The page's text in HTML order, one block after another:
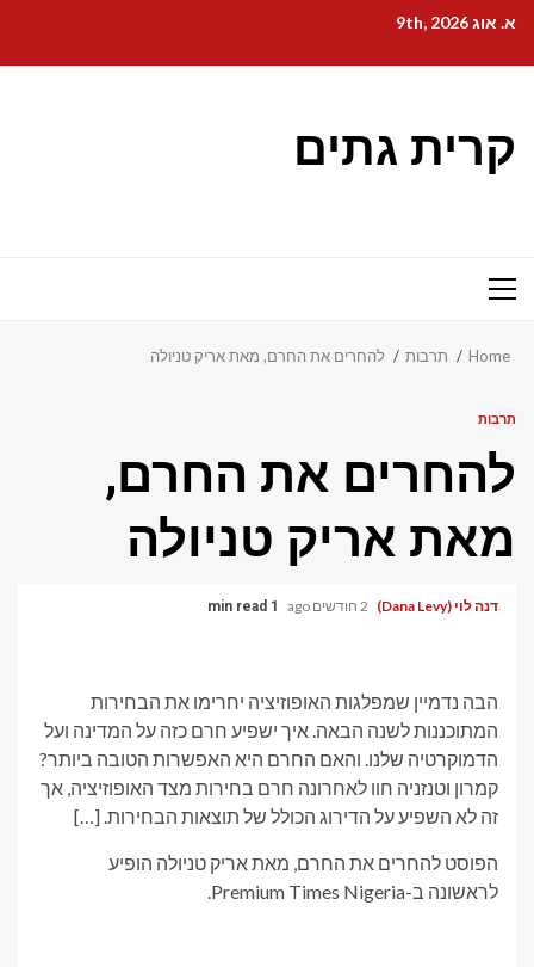
content
א. אוג 9th, 2026
קרית גתים
Primary
Home תרבות להחרים את החרם, מאת אריק טניולה
תרבות
להחרים את החרם,
מאת אריק טניולה
דנה לוי (Dana Levy) 2 חודשים ago 1 min read
הבה נדמיין שמפלגות האופוזיציה יחרימו את הבחירות
המתוכננות לשנה הבאה. איך ישפיע חרם כזה על המדינה ועל
הדמוקרטיה שלנו. והאם החרם היא האפשרות הטובה ביותר?
קמרון וטנזניה חוו לאחרונה חרם בחירות מצד האופוזיציה, אך
זה לא השפיע על הדירוג הכולל של תוצאות הבחירות. […]
הפוסט להחרים את החרם, מאת אריק טניולה הופיע
לראשונה ב-Premium Times Nigeria.